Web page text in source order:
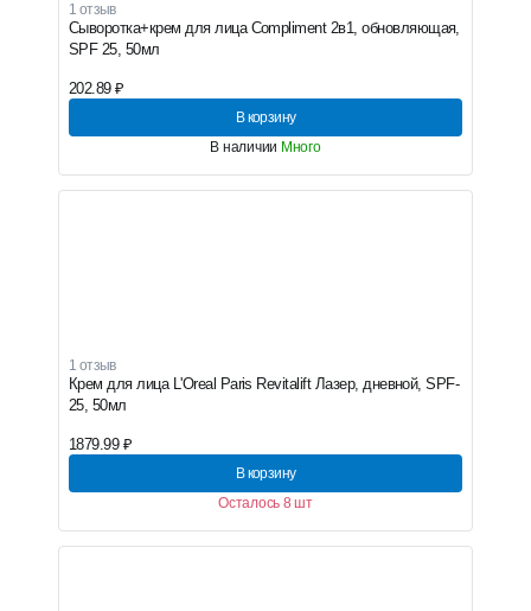
1 отзыв
Сыворотка+крем для лица Compliment 2в1, обновляющая,
SPF 25, 50мл
202.89 ₽
В корзину
В наличии Много
1 отзыв
Крем для лица L'Oreal Paris Revitalift Лазер, дневной, SPF-
25, 50мл
1879.99 ₽
В корзину
Осталось 8 шт